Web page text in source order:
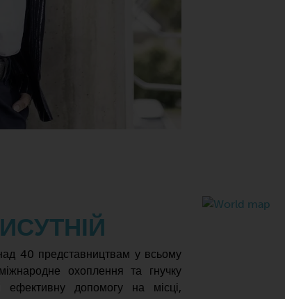
40 представництвам у всьому
охоплення та гнучку
допомогу на місці,